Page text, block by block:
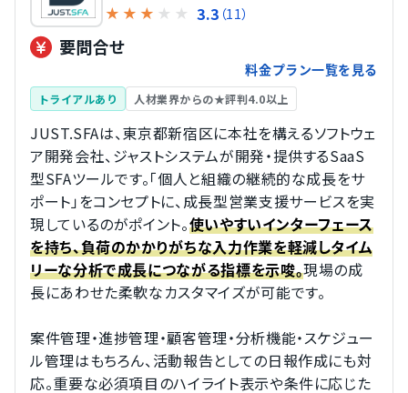
★ ★ ★ ★ ★ 3.3 （11）
要問合せ
料金プラン一覧を見る
トライアルあり
人材業界からの★評判4.0以上
JUST.SFAは、東京都新宿区に本社を構えるソフトウェ
ア開発会社、ジャストシステムが開発・提供するSaaS
型SFAツールです。「個人と組織の継続的な成長をサ
ポート」をコンセプトに、成長型営業支援サービスを実
現しているのがポイント。使いやすいインターフェース
を持ち、負荷のかかりがちな入力作業を軽減しタイム
リーな分析で成長につながる指標を示唆。現場の成
長にあわせた柔軟なカスタマイズが可能です。
案件管理・進捗管理・顧客管理・分析機能・スケジュー
ル管理はもちろん、活動報告としての日報作成にも対
応。重要な必須項目のハイライト表示や条件に応じた